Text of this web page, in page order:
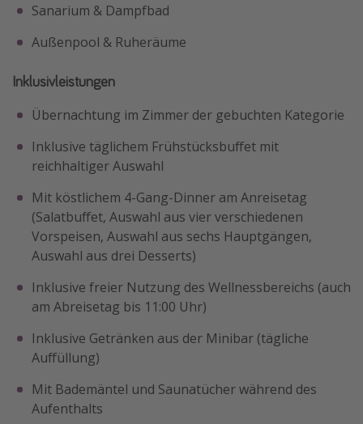
Sanarium & Dampfbad
Außenpool & Ruheräume
Inklusivleistungen
Übernachtung im Zimmer der gebuchten Kategorie
Inklusive täglichem Frühstücksbuffet mit
reichhaltiger Auswahl
Mit köstlichem 4-Gang-Dinner am Anreisetag
(Salatbuffet, Auswahl aus vier verschiedenen
Vorspeisen, Auswahl aus sechs Hauptgängen,
Auswahl aus drei Desserts)
Inklusive freier Nutzung des Wellnessbereichs (auch
am Abreisetag bis 11:00 Uhr)
Inklusive Getränken aus der Minibar (tägliche
Auffüllung)
Mit Bademäntel und Saunatücher während des
Aufenthalts